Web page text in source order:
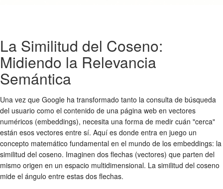
La Similitud del Coseno:
Midiendo la Relevancia
Semántica
Una vez que Google ha transformado tanto la consulta de búsqueda
del usuario como el contenido de una página web en vectores
numéricos (embeddings), necesita una forma de medir cuán "cerca"
están esos vectores entre sí. Aquí es donde entra en juego un
concepto matemático fundamental en el mundo de los embeddings: la
similitud del coseno. Imaginen dos flechas (vectores) que parten del
mismo origen en un espacio multidimensional. La similitud del coseno
mide el ángulo entre estas dos flechas.